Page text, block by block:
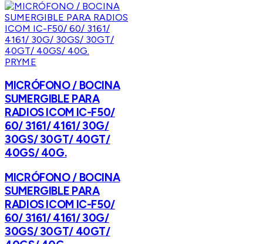
PRYME
MICRÓFONO / BOCINA
SUMERGIBLE PARA
RADIOS ICOM IC-F50/
60/ 3161/ 4161/ 30G/
30GS/ 30GT/ 40GT/
40GS/ 40G.
MICRÓFONO / BOCINA
SUMERGIBLE PARA
RADIOS ICOM IC-F50/
60/ 3161/ 4161/ 30G/
30GS/ 30GT/ 40GT/